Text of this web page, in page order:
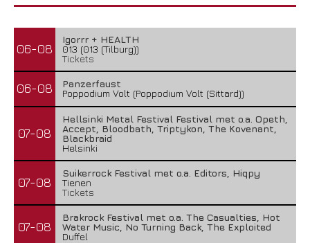
06-08
Igorrr + HEALTH
013 (013 (Tilburg))
Tickets
06-08
Panzerfaust
Poppodium Volt (Poppodium Volt (Sittard))
07-08
Hellsinki Metal Festival Festival met o.a. Opeth,
Accept, Bloodbath, Triptykon, The Kovenant,
Blackbraid
Helsinki
07-08
Suikerrock Festival met o.a. Editors, Hiqpy
Tienen
Tickets
07-08
Brakrock Festival met o.a. The Casualties, Hot
Water Music, No Turning Back, The Exploited
Duffel